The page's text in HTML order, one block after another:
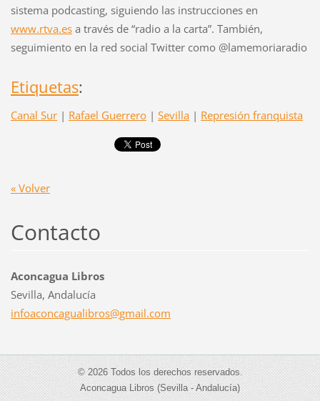
sistema podcasting, siguiendo las instrucciones en
www.rtva.esa través de “radio a la carta”. También,
seguimiento en la red social Twitter como @lamemoriaradio
Etiquetas:
Canal Sur | Rafael Guerrero | Sevilla | Represión franquista
« Volver
Contacto
Aconcagua Libros
Sevilla, Andalucía
infoaconcagualibros@gmail.com
© 2026 Todos los derechos reservados.
Aconcagua Libros (Sevilla - Andalucía)